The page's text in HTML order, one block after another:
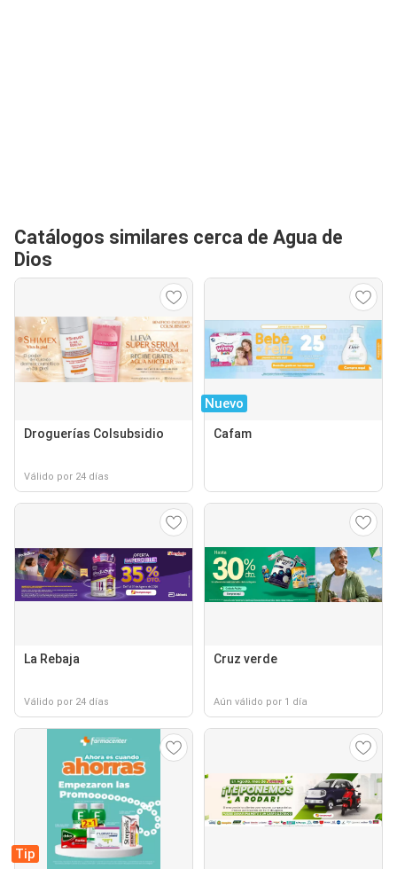
Catálogos similares cerca de Agua de
Dios
Droguerías Colsubsidio
Válido por 24 días
Nuevo
Cafam
La Rebaja
Válido por 24 días
Cruz verde
Aún válido por 1 día
Tip